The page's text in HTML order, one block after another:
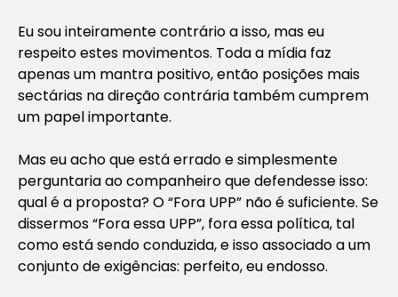
Eu sou inteiramente contrário a isso, mas eu
respeito estes movimentos. Toda a mídia faz
apenas um mantra positivo, então posições mais
sectárias na direção contrária também cumprem
um papel importante.
Mas eu acho que está errado e simplesmente
perguntaria ao companheiro que defendesse isso:
qual é a proposta? O “Fora UPP” não é suficiente. Se
dissermos “Foraessa UPP”, foraessa política, tal
como está sendo conduzida, e isso associado a um
conjunto de exigências: perfeito, eu endosso.